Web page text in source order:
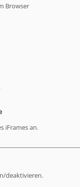
werden.
für 1+3 eine 4 ein.
Browser
iFrames an.
deaktivieren.